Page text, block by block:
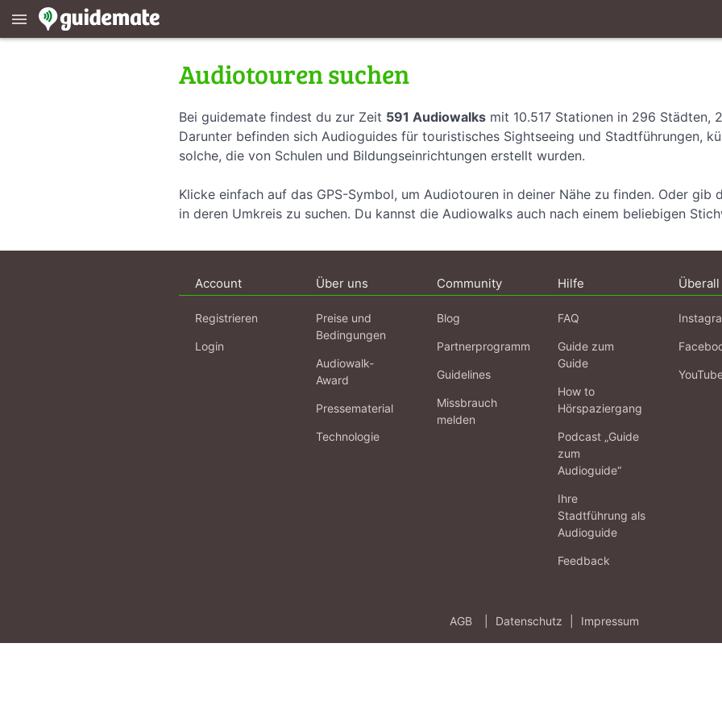
menu
Audiotouren suchen
Bei guidemate findest du zur Zeit 591 Audiowalks mit 10.517 Stationen in 296 Städten,
Darunter befinden sich Audioguides für touristisches Sightseeing und Stadtführungen,
solche, die von Schulen und Bildungseinrichtungen erstellt wurden.
Klicke einfach auf das GPS-Symbol, um Audiotouren in deiner Nähe zu finden. Oder gib
in deren Umkreis zu suchen. Du kannst die Audiowalks auch nach einem beliebigen
Account
Registrieren
Login
Über uns
Preise und
Bedingungen
Audiowalk-
Award
Pressematerial
Technologie
Community
Blog
Partnerprogramm
Guidelines
Missbrauch
melden
Hilfe
FAQ
Guide zum
Guide
How to
Hörspaziergang
Podcast „Guide
zum
Audioguide“
Ihre
Stadtführung als
Audioguide
Feedback
Überall
AGB Datenschutz Impressum